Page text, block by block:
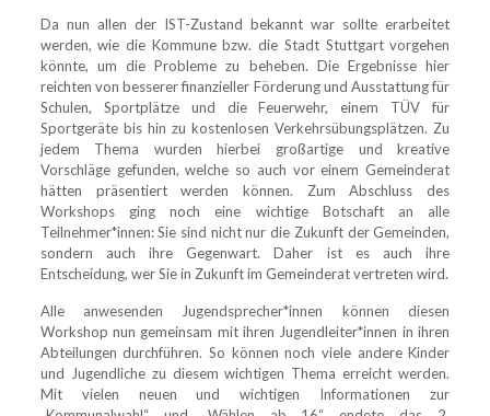
Da nun allen der IST-Zustand bekannt war sollte erarbeitet
werden, wie die Kommune bzw. die Stadt Stuttgart vorgehen
könnte, um die Probleme zu beheben. Die Ergebnisse hier
reichten von besserer finanzieller Förderung und Ausstattung für
Schulen, Sportplätze und die Feuerwehr, einem TÜV für
Sportgeräte bis hin zu kostenlosen Verkehrsübungsplätzen. Zu
jedem Thema wurden hierbei großartige und kreative
Vorschläge gefunden, welche so auch vor einem Gemeinderat
hätten präsentiert werden können. Zum Abschluss des
Workshops ging noch eine wichtige Botschaft an alle
Teilnehmer*innen: Sie sind nicht nur die Zukunft der Gemeinden,
sondern auch ihre Gegenwart. Daher ist es auch ihre
Entscheidung, wer Sie in Zukunft im Gemeinderat vertreten wird.
Alle anwesenden Jugendsprecher*innen können diesen
Workshop nun gemeinsam mit ihren Jugendleiter*innen in ihren
Abteilungen durchführen. So können noch viele andere Kinder
und Jugendliche zu diesem wichtigen Thema erreicht werden.
Mit vielen neuen und wichtigen Informationen zur